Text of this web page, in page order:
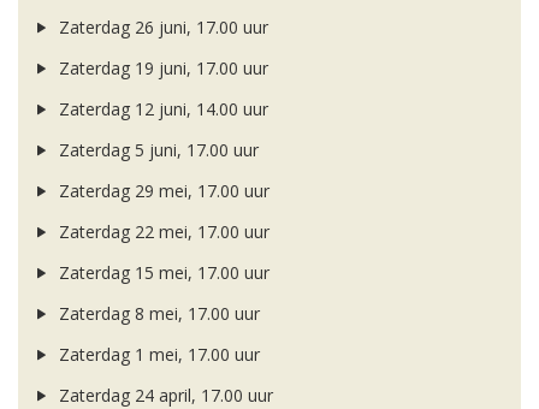
Zaterdag 26 juni, 17.00 uur
Zaterdag 19 juni, 17.00 uur
Zaterdag 12 juni, 14.00 uur
Zaterdag 5 juni, 17.00 uur
Zaterdag 29 mei, 17.00 uur
Zaterdag 22 mei, 17.00 uur
Zaterdag 15 mei, 17.00 uur
Zaterdag 8 mei, 17.00 uur
Zaterdag 1 mei, 17.00 uur
Zaterdag 24 april, 17.00 uur